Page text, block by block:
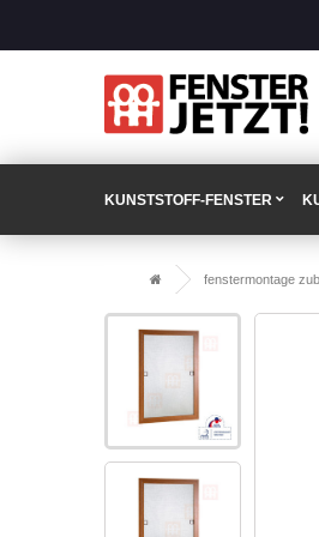
KUNSTSTOFF-FENSTER
fenstermontage